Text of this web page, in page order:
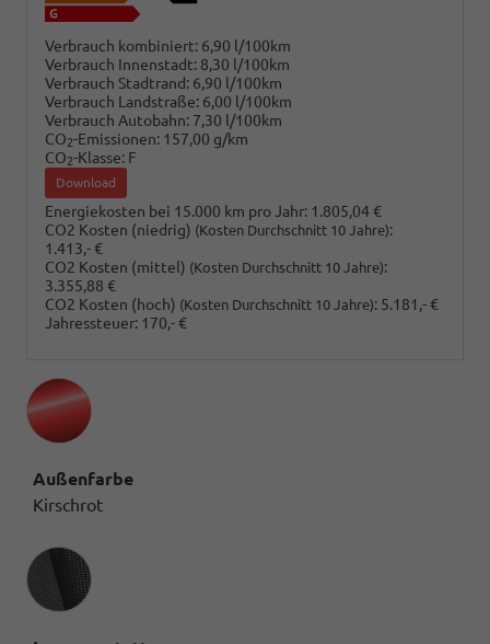
Verbrauch kombiniert: 6,90 l/100km
Verbrauch Innenstadt: 8,30 l/100km
Verbrauch Stadtrand: 6,90 l/100km
Verbrauch Landstraße: 6,00 l/100km
Verbrauch Autobahn: 7,30 l/100km
CO2-Emissionen: 157,00 g/km
CO2-Klasse: F
Download
Energiekosten bei 15.000 km pro Jahr: 1.805,04 €
CO2 Kosten (niedrig) (Kosten Durchschnitt 10 Jahre):
1.413,- €
CO2 Kosten (mittel) (Kosten Durchschnitt 10 Jahre):
3.355,88 €
CO2 Kosten (hoch) (Kosten Durchschnitt 10 Jahre): 5.181,- €
Jahressteuer: 170,- €
Außenfarbe
Kirschrot
Innenausstattung